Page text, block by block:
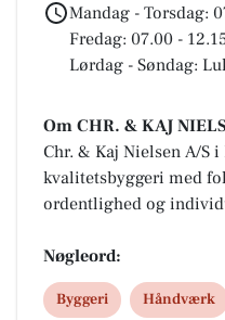
Mandag - Torsdag:
Fredag: 07.00 -
Lørdag - Søndag:
Om CHR. & KAJ
Chr. & Kaj Nielsen A/S
kvalitetsbyggeri med
ordentlighed og
professionelle
sikrer de
og erhverv. Hos Chr. &
– byggeri med tillid og
Nøgleord:
Byggeri Håndværk